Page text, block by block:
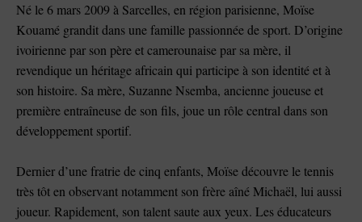
Né le 6 mars 2009 à Sarcelles, en région parisienne, Moïse
Kouamé grandit dans une famille passionnée de sport. D’origine
ivoirienne par son père et camerounaise par sa mère, il
revendique un héritage africain qui participe à son identité et à
son histoire. Sa mère, Suzanne Nsemba, ancienne joueuse et
première entraîneuse de son fils, joue un rôle central dans son
développement sportif.
Dernier d’une fratrie de cinq enfants, Moïse découvre le tennis
très tôt en observant notamment son frère aîné Michaël, lui aussi
joueur. Rapidement, son talent saute aux yeux. Les éducateurs